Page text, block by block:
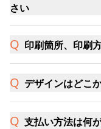
さい
印刷箇所、印刷
デザインはどこ
支払い方法は何